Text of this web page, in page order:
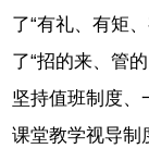
了“有礼、有矩
了“招的来、管
坚持值班制度、
课堂教学视导制